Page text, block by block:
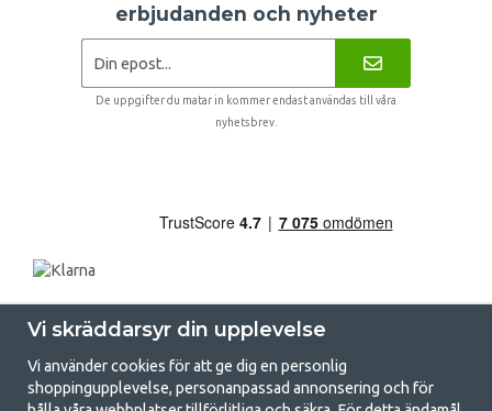
erbjudanden och nyheter
De uppgifter du matar in kommer endast användas till våra
nyhetsbrev.
Vi skräddarsyr din upplevelse
Vi använder cookies för att ge dig en personlig
shoppingupplevelse, personanpassad annonsering och för